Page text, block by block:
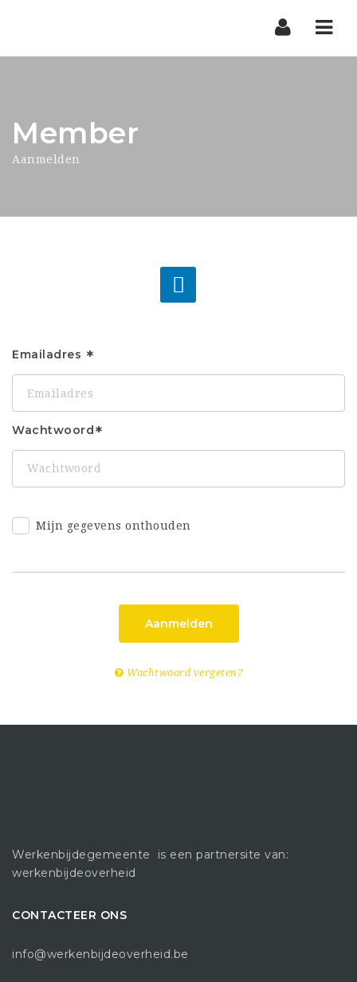
Member
Aanmelden
Emailadres
Wachtwoord
Mijn gegevens onthouden
Aanmelden
Wachtwoord vergeten?
Werkenbijdegemeente is een partnersite van:
werkenbijdeoverheid
CONTACTEER ONS
info@werkenbijdeoverheid.be